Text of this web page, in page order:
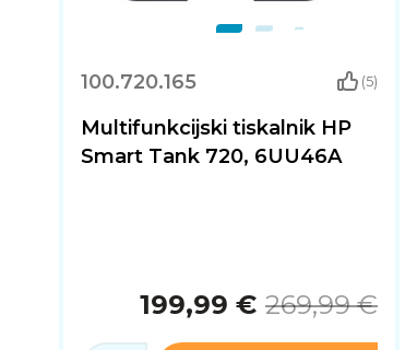
100.720.165 (5)
Multifunkcijski tiskalnik HP
Smart Tank 720, 6UU46A
199,99 € 269,99 €